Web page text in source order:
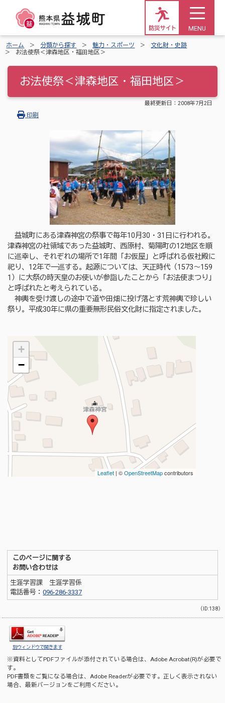
防災サイト MENU
ホーム 分類から探す 魅力・スポーツ
文化財・史跡
お法使祭＜津森地区・福田地区＞
お法使祭＜津森地区・福田地区＞
最終更新日： 2008年7月2日
印刷
益城町にある津森神宮の祭事で毎年10月30・31日に行われる。
津森神宮の社領域であった益城町、西原村、菊陽町の12地区を順
に巡幸し、それぞれの場所で1年間「お仮屋」と呼ばれる仮社殿に
祀り、12年で一巡する。起源については、天正時代（1573～159
1）に大祭の時天皇のお使いが参詣したことから「お法使まつり」
と呼ばれたと考えられている。
神輿を受け渡しの途中で道や田畑に投げ落とす荒神輿で珍しい
祭り。平成30年に県の重要無形民俗文化財に指定されました。
このページに関する
お問い合わせは
生涯学習課 生涯学習係
電話番号：096-286-3337
（ID:138）
別ウィンドウで開きます
※資料としてPDFファイルが添付されている場合は、Adobe Acrobat(R)が必要で
す。
PDF書類をご覧になる場合は、Adobe Readerが必要です。正しく表示されない
場合、最新バージョンをご利用ください。